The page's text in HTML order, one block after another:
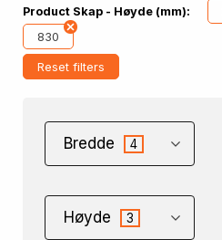
Product Skap - Høyde (mm):
830
Reset filters
Bredde 4
Høyde 3